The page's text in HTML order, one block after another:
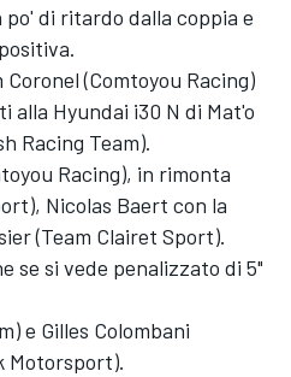
di ritardo dalla coppia e
(Comtoyou Racing)
alla Hyundai i30 N di Mat'o
Racing Team).
Racing), in rimonta
Nicolas Baert con la
(Team Clairet Sport).
se si vede penalizzato di 5"
e Gilles Colombani
Motorsport).